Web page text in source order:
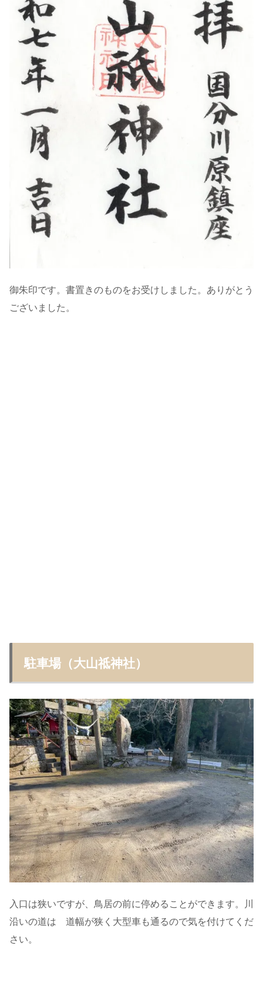
御朱印です。書置きのものをお受けしました。ありがとう
ございました。
駐車場（大山祗神社）
入口は狭いですが、鳥居の前に停めることができます。川
沿いの道は 道幅が狭く大型車も通るので気を付けてくだ
さい。